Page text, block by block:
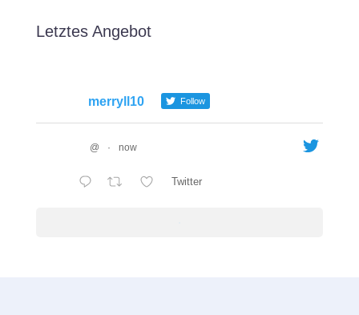
Letztes Angebot
merryll10 Follow
@ · now
Twitter